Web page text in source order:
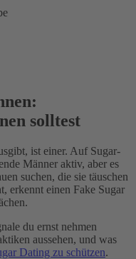
solltest
ist einer. Auf Sugar-
Männer aktiv, aber es
suchen, die sie täuschen
erkennt einen Fake Sugar
du ernst nehmen
aussehen, und was
Dating zu schützen.